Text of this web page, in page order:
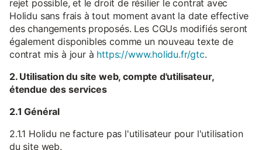
rejet possible, et le droit de résilier le contrat avec
Holidu sans frais à tout moment avant la date effective
des changements proposés. Les CGUs modifiés seront
également disponibles comme un nouveau texte de
contrat mis à jour à https://www.holidu.fr/gtc.
2. Utilisation du site web, compte d'utilisateur,
étendue des services
2.1 Général
2.1.1 Holidu ne facture pas l'utilisateur pour l'utilisation
du site web.